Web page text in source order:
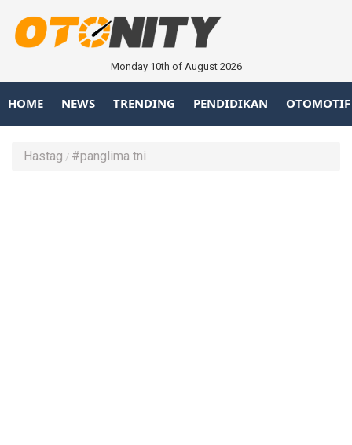
Monday 10th of August 2026
HOME NEWS TRENDING PENDIDIKAN OTOMOTIF
Hastag #panglima tni